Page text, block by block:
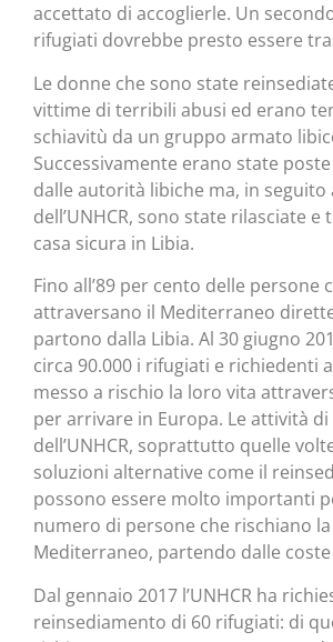
accettato di accoglierle. Un
rifugiati dovrebbe presto essere
Le donne che sono state
vittime di terribili abusi ed erano
schiavitù da un gruppo armato
Successivamente erano state
dalle autorità libiche ma, in seguito
dell’UNHCR, sono state rilasciate
casa sicura in Libia.
Fino all’89 per cento delle persone
attraversano il Mediterraneo
partono dalla Libia. Al 30 giugno
circa 90.000 i rifugiati e richiedenti
messo a rischio la loro vita
per arrivare in Europa. Le attività
dell’UNHCR, soprattutto quelle
soluzioni alternative come il
possono essere molto importanti
numero di persone che rischiano
Mediterraneo, partendo dalle
Dal gennaio 2017 l’UNHCR ha
reinsediamento di 60 rifugiati: di